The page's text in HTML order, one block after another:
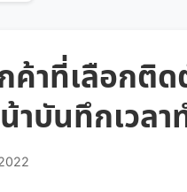
าที่เลือกติ
บันทึกเวลา